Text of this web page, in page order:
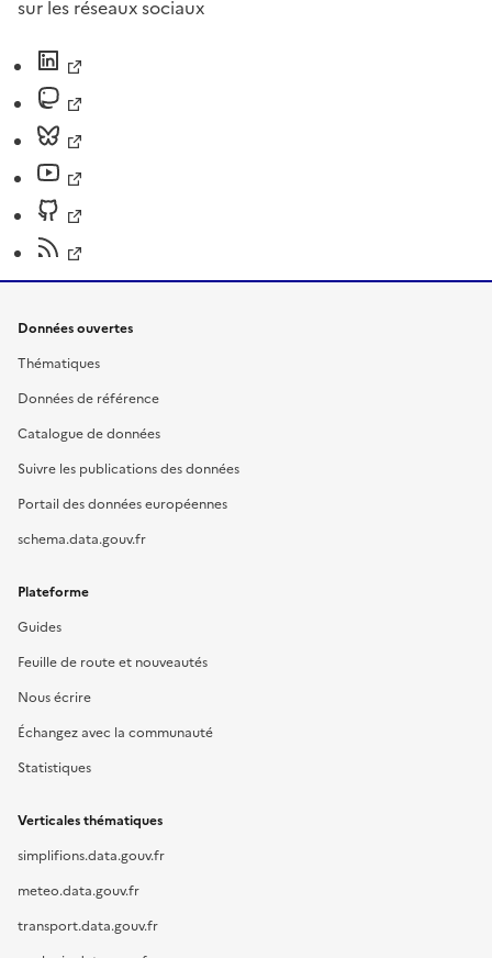
sur les réseaux sociaux
Données ouvertes
Thématiques
Données de référence
Catalogue de données
Suivre les publications des données
Portail des données européennes
schema.data.gouv.fr
Plateforme
Guides
Feuille de route et nouveautés
Nous écrire
Échangez avec la communauté
Statistiques
Verticales thématiques
simplifions.data.gouv.fr
meteo.data.gouv.fr
transport.data.gouv.fr